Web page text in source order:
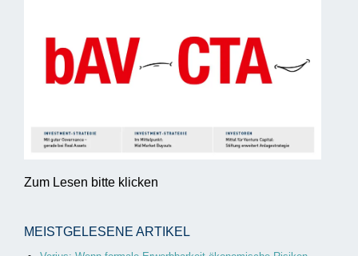
Zum Lesen bitte klicken
MEISTGELESENE ARTIKEL